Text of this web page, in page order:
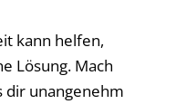
kann helfen,
Lösung. Mach
dir unangenehm